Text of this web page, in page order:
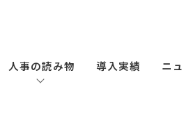
人事の読み物 導入実績 ニ